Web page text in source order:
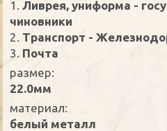
1. Ливрея, униформа -
чиновники
2. Транспорт -
3. Почта
размер:
22.0мм
материал:
белый металл